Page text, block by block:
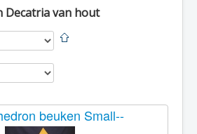
Decatria van hout
beuken Small--